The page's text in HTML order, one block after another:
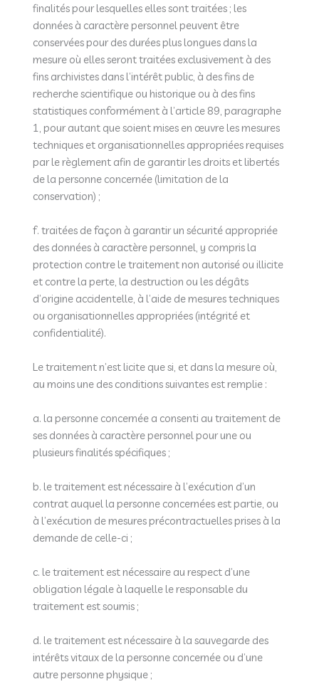
finalités pour lesquelles elles sont traitées ; les
données à caractère personnel peuvent être
conservées pour des durées plus longues dans la
mesure où elles seront traitées exclusivement à des
fins archivistes dans l’intérêt public, à des fins de
recherche scientifique ou historique ou à des fins
statistiques conformément à l’article 89, paragraphe
1, pour autant que soient mises en œuvre les mesures
techniques et organisationnelles appropriées requises
par le règlement afin de garantir les droits et libertés
de la personne concernée (limitation de la
conservation) ;
f. traitées de façon à garantir un sécurité appropriée
des données à caractère personnel, y compris la
protection contre le traitement non autorisé ou illicite
et contre la perte, la destruction ou les dégâts
d’origine accidentelle, à l’aide de mesures techniques
ou organisationnelles appropriées (intégrité et
confidentialité).
Le traitement n’est licite que si, et dans la mesure où,
au moins une des conditions suivantes est remplie :
a. la personne concernée a consenti au traitement de
ses données à caractère personnel pour une ou
plusieurs finalités spécifiques ;
b. le traitement est nécessaire à l’exécution d’un
contrat auquel la personne concernées est partie, ou
à l’exécution de mesures précontractuelles prises à la
demande de celle-ci ;
c. le traitement est nécessaire au respect d’une
obligation légale à laquelle le responsable du
traitement est soumis ;
d. le traitement est nécessaire à la sauvegarde des
intérêts vitaux de la personne concernée ou d’une
autre personne physique ;